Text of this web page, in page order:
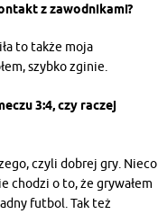
z zawodnikami?
to także moja
szybko zginie.
3:4, czy raczej
czyli dobrej gry. Nieco
chodzi o to, że grywałem
futbol. Tak też